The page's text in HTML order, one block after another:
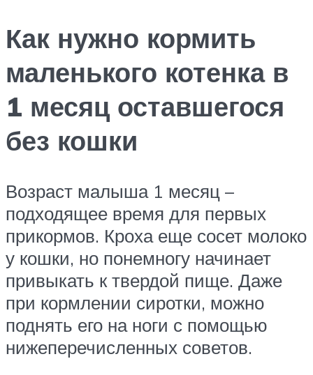
Как нужно кормить
маленького котенка в
1 месяц оставшегося
без кошки
Возраст малыша 1 месяц –
подходящее время для первых
прикормов. Кроха еще сосет молоко
у кошки, но понемногу начинает
привыкать к твердой пище. Даже
при кормлении сиротки, можно
поднять его на ноги с помощью
нижеперечисленных советов.